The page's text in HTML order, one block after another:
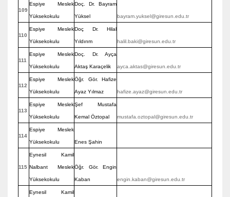
109
Espiye Meslek
Yüksekokulu
Doç. Dr. Bayram
Yüksel bayram.yuksel@giresun.edu.tr
110
Espiye Meslek
Yüksekokulu
Doç Dr. Hilal
Yıldırım halil.baki@giresun.edu.tr
111
Espiye Meslek
Yüksekokulu
Doç. Dr. Ayça
Aktaş Karaçelik ayca.aktas@giresun.edu.tr
112
Espiye Meslek
Yüksekokulu
Öğr. Gör. Hafize
Ayaz Yılmaz hafize.ayaz@giresun.edu.tr
113
Espiye Meslek
Yüksekokulu
Şef Mustafa
Kemal Öztopal mustafa.oztopal@giresun.edu.tr
114
Espiye Meslek
Yüksekokulu Enes Şahin
115
Eynesil Kamil
Nalbant Meslek
Yüksekokulu
Öğr. Gör. Engin
Kaban engin.kaban@giresun.edu.tr
Eynesil Kamil